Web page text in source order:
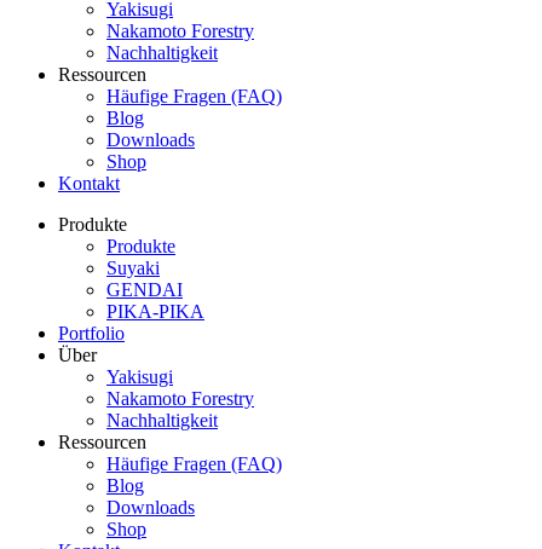
Yakisugi
Nakamoto Forestry
Nachhaltigkeit
Ressourcen
Häufige Fragen (FAQ)
Blog
Downloads
Shop
Kontakt
Produkte
Produkte
Suyaki
GENDAI
PIKA-PIKA
Portfolio
Über
Yakisugi
Nakamoto Forestry
Nachhaltigkeit
Ressourcen
Häufige Fragen (FAQ)
Blog
Downloads
Shop